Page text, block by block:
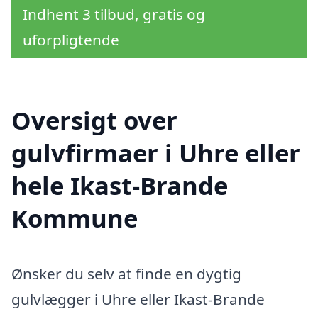
Indhent 3 tilbud, gratis og
uforpligtende
Oversigt over
gulvfirmaer i Uhre eller
hele Ikast-Brande
Kommune
Ønsker du selv at finde en dygtig
gulvlægger i Uhre eller Ikast-Brande